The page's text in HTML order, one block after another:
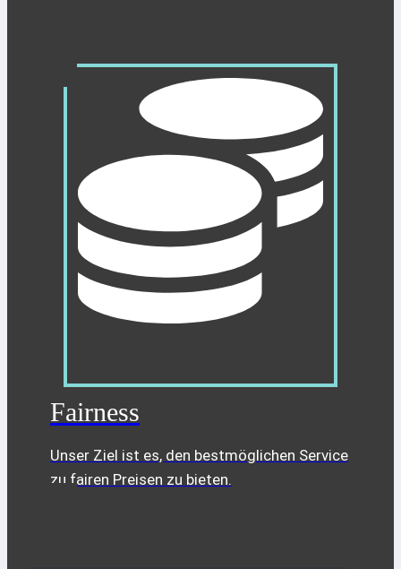
Fairness
Unser Ziel ist es, den bestmöglichen Service
zu fairen Preisen zu bieten.